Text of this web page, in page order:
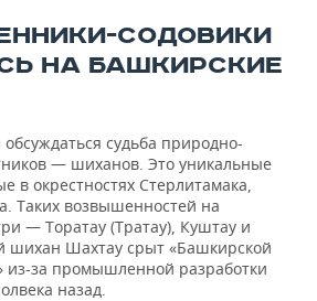
СОДОВИКИ
НА БАШКИРСКИЕ
судьба природно-
— шиханов. Это уникальные
в окрестностях Стерлитамака,
Таких возвышенностей на
— Торатау (Тратау), Куштау и
шихан Шахтау срыт «Башкирской
из-за промышленной разработки
назад.